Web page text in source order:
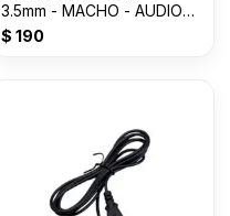
3.5mm - MACHO - AUDIO
-1000mm
$ 190